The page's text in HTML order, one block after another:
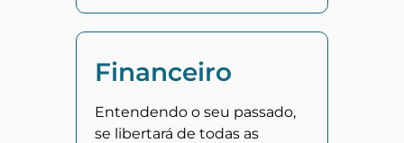
Financeiro
Entendendo o seu passado,
se libertará de todas as